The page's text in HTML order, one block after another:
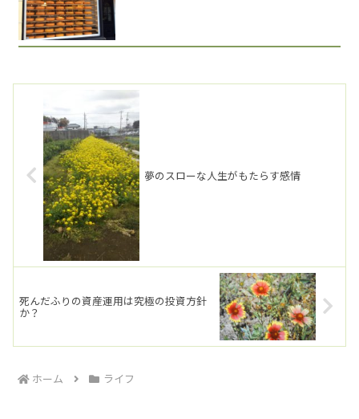
夢のスローな人生がもたらす感情
死んだふりの資産運用は究極の投資方針
か？
ホーム ライフ